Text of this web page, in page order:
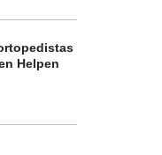
Helpen